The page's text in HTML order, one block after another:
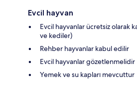
Evcil hayvan
Evcil hayvanlar ücretsiz olarak
ve kediler)
Rehber hayvanlar kabul edilir
Evcil hayvanlar gözetlenmelidir
Yemek ve su kapları mevcuttur